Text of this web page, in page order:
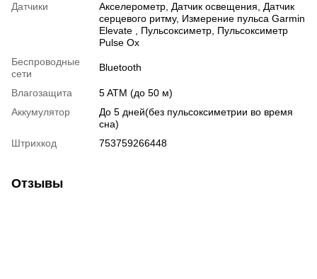
Датчики Акселерометр Датчик освещения
Датчик
серцевого ритму, Измерение пульса Garmin
Elevate
Пульсоксиметр Пульсоксиметр
Pulse Ox
Беспроводные
сети
Bluetooth
Влагозащита
5 ATM (до 50 м)
Аккумулятор
До 5 дней(без пульсоксиметрии во время
сна)
Штрихкод
753759266448
Отзывы